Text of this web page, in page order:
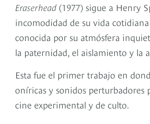
Eraserhead (1977) sigue a Henry
incomodidad de su vida
conocida por su atmósfera
la paternidad, el aislamiento y la
Esta fue el primer trabajo en
oníricas y sonidos perturbadores
cine experimental y de culto.